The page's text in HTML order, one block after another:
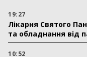
19:27
Лікарня Святого
та обладнання від
10:52